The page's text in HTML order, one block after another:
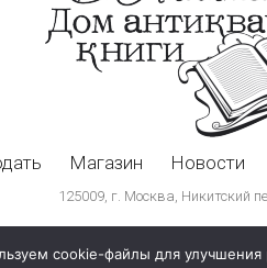
Магазин Новости
125009, г. Москва, Никитский
cookie-файлы для улучшения